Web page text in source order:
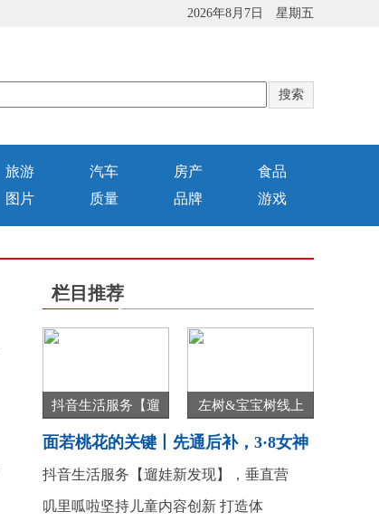
2026年8月7日 星期五
旅游 汽车 房产
食品
图片 质量 品牌 游戏
栏目推荐
抖音生活服务【遛 左树&宝宝树线上
面若桃花的关键丨先通后补，3·8女神
抖音生活服务【遛娃新发现】，垂直营
叽里呱啦坚持儿童内容创新 打造体